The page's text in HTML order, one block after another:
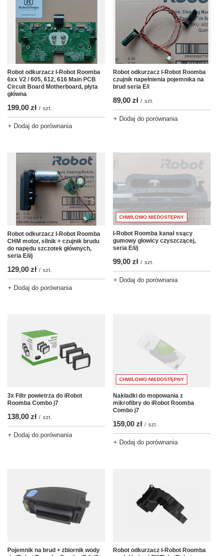
Robot odkurzacz I-Robot Roomba
6xx V2 / 605, 612, 616 Main PCB
Circuit Board Motherboard, płyta
główna
199,00 zł / szt.
+ Dodaj do porównania
Robot odkurzacz I-Robot Roomba
czujnik napełnienia pojemnika na
brud seria E/i
89,00 zł / szt.
+ Dodaj do porównania
Robot odkurzacz I-Robot Roomba
CHM motor, silnik + czujnik brudu
do napędu szczotek głównych,
seria E/i/j
129,00 zł / szt.
+ Dodaj do porównania
CHWILOWO NIEDOSTĘPNY
I-Robot Roomba kanał ssący
gumowy głowicy czyszczącej,
seria E/i/j
99,00 zł / szt.
+ Dodaj do porównania
3x Filtr powietrza do iRobot
Roomba Combo j7
138,00 zł / szt.
+ Dodaj do porównania
CHWILOWO NIEDOSTĘPNY
Nakładki do mopowania z
mikrofibry do iRobot Roomba
Combo j7
159,00 zł / szt.
+ Dodaj do porównania
Pojemnik na brud + zbiornik wody
Robot odkurzacz I-Robot Roomba